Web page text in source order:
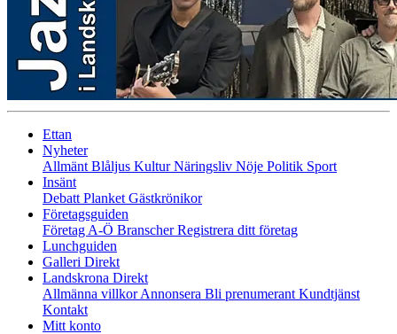
Ettan
Nyheter
Allmänt Blåljus KulturNäringsliv Nöje Politik Sport
Insänt
Debatt Planket Gästkrönikor
Företagsguiden
Företag A-Ö BranscherRegistrera ditt företag
Lunchguiden
Galleri Direkt
Landskrona Direkt
Allmänna villkorAnnonsera Bli prenumerant Kundtjänst
Kontakt
Mitt konto